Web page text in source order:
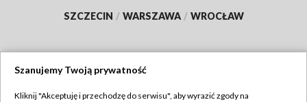
SZCZECIN / WARSZAWA / WROCŁAW
Szanujemy Twoją prywatność
Kliknij "Akceptuję i przechodzę do serwisu", aby wyrazić zgody na